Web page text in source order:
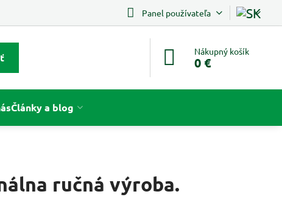
Panel používateľa
Nákupný košík
0 €
Články a blog
ručná výroba.